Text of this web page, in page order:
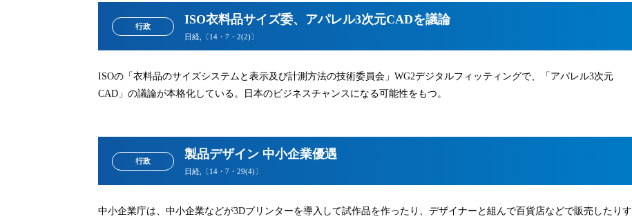
行政 ISO衣料品サイズ委、アパレル3次元CADを議論
日経,〔14・7・2(2)〕
ISOの「衣料品のサイズシステムと表示及び計測方法の技術委員会」WG2デジタルフィッティングで、「アパレル3次元
CAD」の議論が本格化している。日本のビジネスチャンスになる可能性をもつ。
行政 製品デザイン 中小企業優遇
日経,〔14・7・29(4)〕
中小企業庁は、中小企業などが3Dプリンターを導入して試作品を作ったり、デザイナーと組んで百貨店などで販売したりす